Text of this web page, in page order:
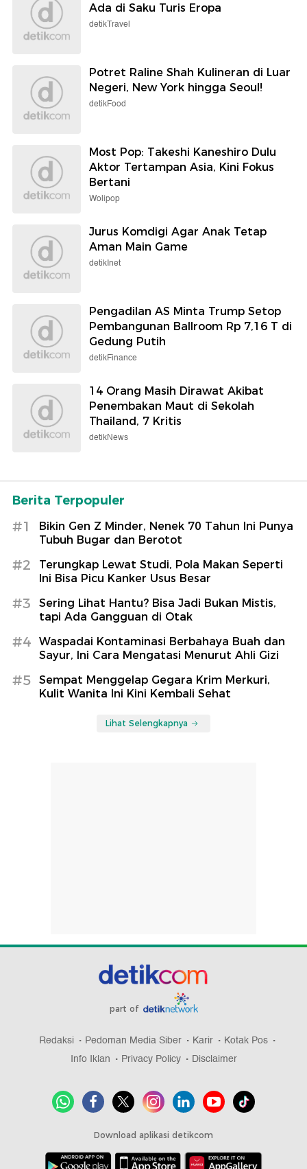
Ada di Saku Turis Eropa
detikTravel
Potret Raline Shah Kulineran di Luar
Negeri, New York hingga Seoul!
detikFood
Most Pop: Takeshi Kaneshiro Dulu
Aktor Tertampan Asia, Kini Fokus
Bertani
Wolipop
Jurus Komdigi Agar Anak Tetap
Aman Main Game
detikInet
Pengadilan AS Minta Trump Setop
Pembangunan Ballroom Rp 7,16 T di
Gedung Putih
detikFinance
14 Orang Masih Dirawat Akibat
Penembakan Maut di Sekolah
Thailand, 7 Kritis
detikNews
Berita Terpopuler
#1
Bikin Gen Z Minder, Nenek 70 Tahun Ini Punya
Tubuh Bugar dan Berotot
#2
Terungkap Lewat Studi, Pola Makan Seperti
Ini Bisa Picu Kanker Usus Besar
#3
Sering Lihat Hantu? Bisa Jadi Bukan Mistis,
tapi Ada Gangguan di Otak
#4
Waspadai Kontaminasi Berbahaya Buah dan
Sayur, Ini Cara Mengatasi Menurut Ahli Gizi
#5
Sempat Menggelap Gegara Krim Merkuri,
Kulit Wanita Ini Kini Kembali Sehat
Lihat Selengkapnya
part of
Redaksi Pedoman Media Siber Karir
Kotak Pos
Info Iklan
Privacy Policy Disclaimer
Download aplikasi detikcom